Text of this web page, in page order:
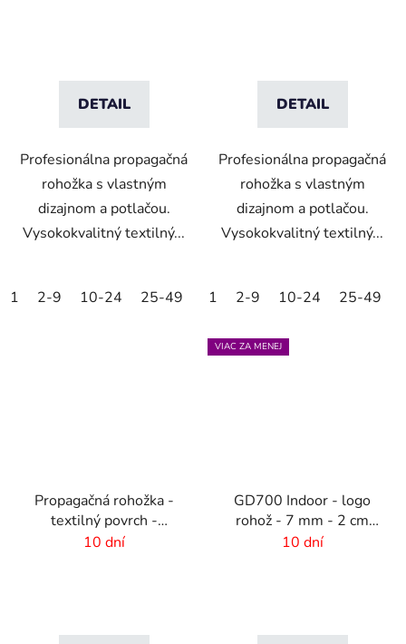
DETAIL
Profesionálna propagačná
rohožka s vlastným
dizajnom a potlačou.
Vysokokvalitný textilný...
1 2-9 10-24 25-49 50-99 100-249 250-499
DETAIL
Profesionálna propagačná
rohožka s vlastným
dizajnom a potlačou.
Vysokokvalitný textilný...
1 2-9 10-24 25-49
Propagačná rohožka -
textilný povrch -
85x120 cm
10 dní
VIAC ZA MENEJ
GD700 Indoor - logo
rohož - 7 mm - 2 cm
gumový okraj
10 dní